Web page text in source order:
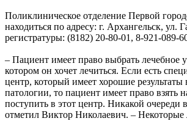
Поликлиническое отделение Первой
находиться по адресу: г. Архангельск, ул.
регистратуры: (8182) 20-80-01, 8-921-089-
– Пациент имеет право выбрать лечебное
котором он хочет лечиться. Если есть
центр, который имеет хорошие результаты
патологии, то пациент имеет право взять
поступить в этот центр. Никакой очереди
отметил Виктор Николаевич. –